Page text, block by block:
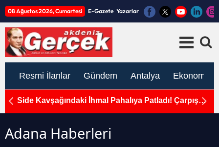
08 Ağustos 2026, Cumartesi E-Gazete Yazarlar
Resmi İlanlar Gündem Antalya Ekonomi
Side Kavşağındaki İhmal Pahalıya Patladı! Çarpışma
Adana Haberleri